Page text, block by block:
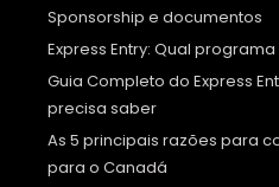
Sponsorship e documentos
Express Entry: Qual
Guia Completo do Express
precisa saber
As 5 principais razões para
para o Canadá